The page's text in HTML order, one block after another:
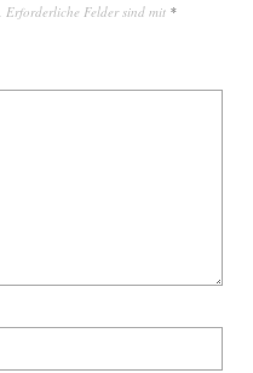
Erforderliche Felder sind mit *